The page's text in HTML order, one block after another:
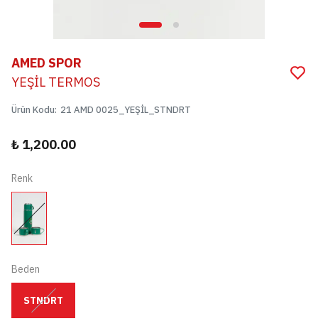
AMED SPOR
YEŞİL TERMOS
Ürün Kodu: 21 AMD 0025_YEŞİL_STNDRT
₺ 1,200.00
Renk
Beden
STNDRT